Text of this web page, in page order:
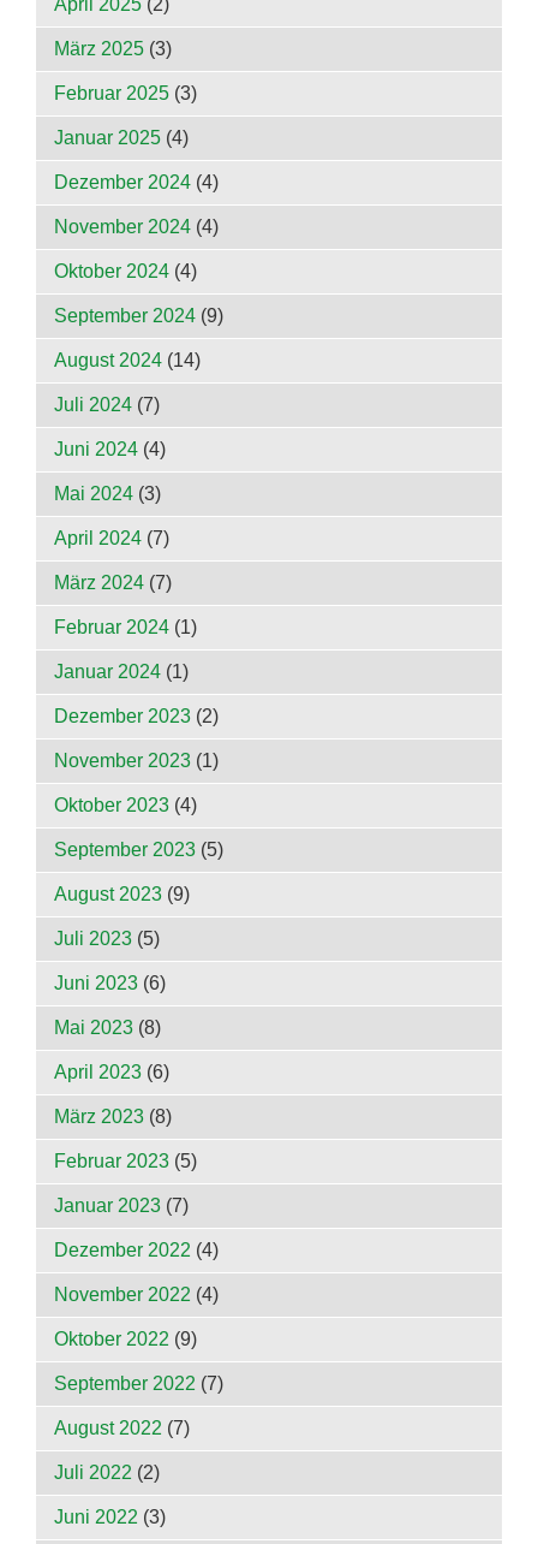
April 2025 (2)
März 2025 (3)
Februar 2025 (3)
Januar 2025 (4)
Dezember 2024 (4)
November 2024 (4)
Oktober 2024 (4)
September 2024 (9)
August 2024 (14)
Juli 2024 (7)
Juni 2024 (4)
Mai 2024 (3)
April 2024 (7)
März 2024 (7)
Februar 2024 (1)
Januar 2024 (1)
Dezember 2023 (2)
November 2023 (1)
Oktober 2023 (4)
September 2023 (5)
August 2023 (9)
Juli 2023 (5)
Juni 2023 (6)
Mai 2023 (8)
April 2023 (6)
März 2023 (8)
Februar 2023 (5)
Januar 2023 (7)
Dezember 2022 (4)
November 2022 (4)
Oktober 2022 (9)
September 2022 (7)
August 2022 (7)
Juli 2022 (2)
Juni 2022 (3)